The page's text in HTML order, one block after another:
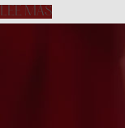
LEE MAS